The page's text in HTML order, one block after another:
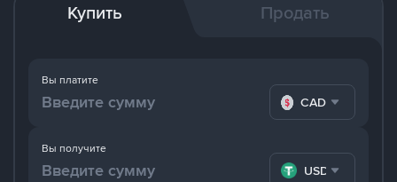
Купить Продать
Вы платите
CAD
Вы получите
USDT